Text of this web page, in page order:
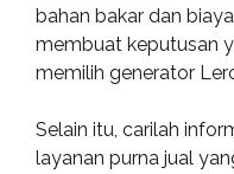
bahan bakar dan
membuat keputusan
memilih generator
Selain itu, carilah
layanan purna jual